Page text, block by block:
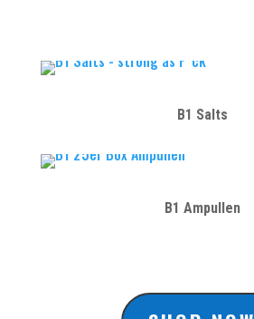
B1 Salts
B1 Ampullen